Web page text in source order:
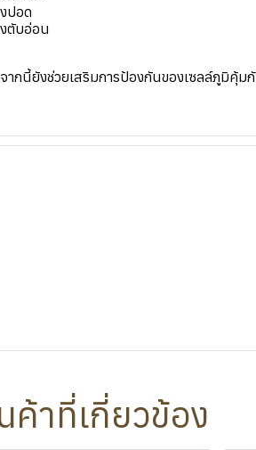
ปอด
งตับอ่อน
ากนี้ยังช่วยเสริมการป้องกันของเซลล์ภูมิคุ้
ค้าที่เกี่ยวข้อง